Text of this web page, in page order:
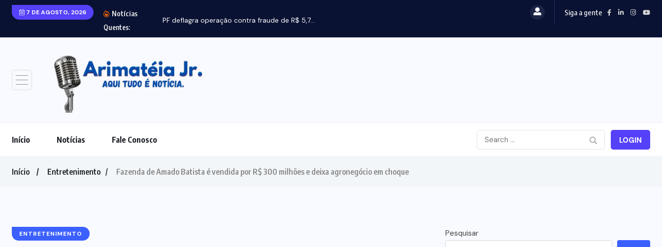
7 DE AGOSTO, 2026
Notícias
Quentes:
PF deflagra operação contra fraude de R$ 5,7...
Siga a gente
Início Notícias Fale Conosco LOGIN
Início Entretenimento Fazenda de Amado Batista é vendida por R$ 300 milhões e deixa agronegócio em choque
ENTRETENIMENTO
Pesquisar